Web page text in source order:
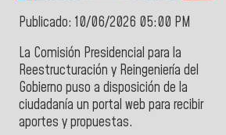
Publicado: 10/06/2026 05:00 PM
La Comisión Presidencial para la
Reestructuración y Reingeniería del
Gobierno puso a disposición de la
ciudadanía un portal web para recibir
aportes y propuestas.